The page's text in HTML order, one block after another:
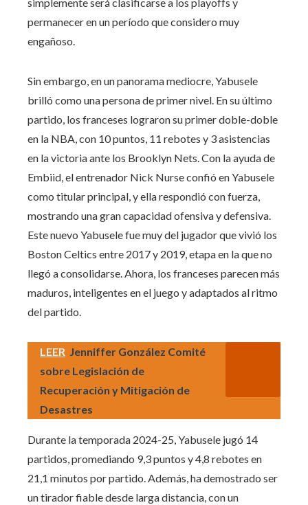
permanecer en un período que considero muy
engañoso.
Sin embargo, en un panorama mediocre, Yabusele
brilló como una persona de primer nivel. En su último
partido, los franceses lograron su primer doble-doble
en la NBA, con 10 puntos, 11 rebotes y 3 asistencias
en la victoria ante los Brooklyn Nets. Con la ayuda de
Embiid, el entrenador Nick Nurse confió en Yabusele
como titular principal, y ella respondió con fuerza,
mostrando una gran capacidad ofensiva y defensiva.
Este nuevo Yabusele fue muy del jugador que vivió los
Boston Celtics entre 2017 y 2019, etapa en la que no
llegó a consolidarse. Ahora, los franceses parecen más
maduros, inteligentes en el juego y adaptados al ritmo
del partido.
LEER Jenniffer González Comité
sobre Legislación de
Recuperación y Mitigación de
Desastres
Durante la temporada 2024-25, Yabusele jugó 14
partidos, promediando 9,3 puntos y 4,8 rebotes en
21,1 minutos por partido. Además, ha demostrado ser
un tirador fiable desde larga distancia, con un